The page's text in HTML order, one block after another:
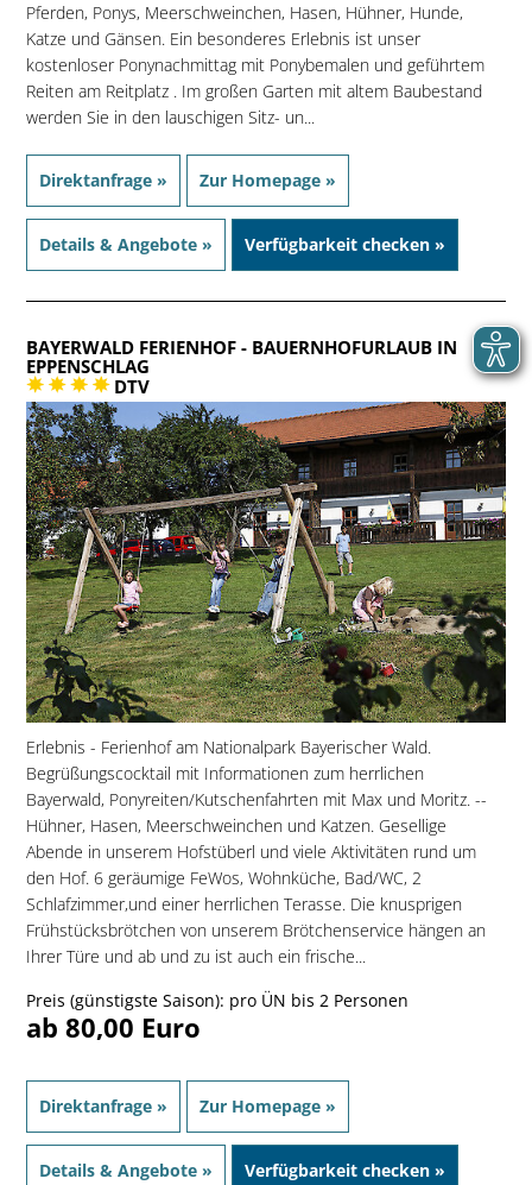
Pferden, Ponys, Meerschweinchen, Hasen, Hühner, Hunde,
Katze und Gänsen. Ein besonderes Erlebnis ist unser
kostenloser Ponynachmittag mit Ponybemalen und geführtem
Reiten am Reitplatz . Im großen Garten mit altem Baubestand
werden Sie in den lauschigen Sitz- un...
Direktanfrage » Zur Homepage »
Details & Angebote » Verfügbarkeit checken »
BAYERWALD FERIENHOF- BAUERNHOFURLAUB IN
EPPENSCHLAG
DTV
Erlebnis - Ferienhof am Nationalpark Bayerischer Wald.
Begrüßungscocktail mit Informationen zum herrlichen
Bayerwald, Ponyreiten/Kutschenfahrten mit Max und Moritz. --
Hühner, Hasen, Meerschweinchen und Katzen. Gesellige
Abende in unserem Hofstüberl und viele Aktivitäten rund um
den Hof. 6 geräumige FeWos, Wohnküche, Bad/WC, 2
Schlafzimmer,und einer herrlichen Terasse. Die knusprigen
Frühstücksbrötchen von unserem Brötchenservice hängen an
Ihrer Türe und ab und zu ist auch ein frische...
Preis (günstigste Saison): pro ÜN bis 2 Personen
ab 80,00 Euro
Direktanfrage » Zur Homepage »
Details & Angebote » Verfügbarkeit checken »